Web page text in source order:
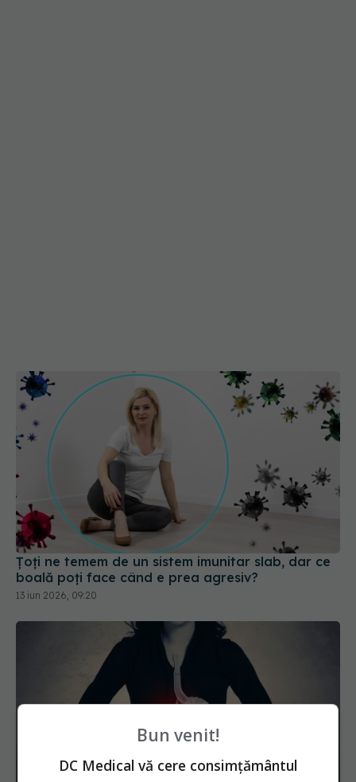
Țoți ne temem de un sistem imunitar slab, dar ce
boală poți face când e prea agresiv?
13 iun 2026, 09:20
Bun venit!
DC Medical vă cere consimțământul